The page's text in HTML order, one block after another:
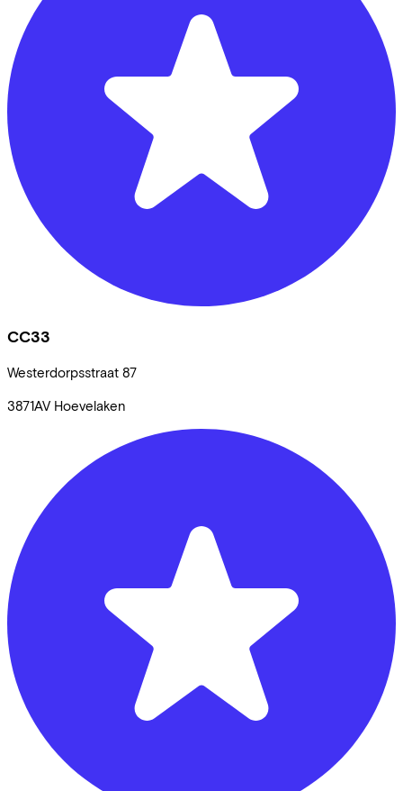
CC33
Westerdorpsstraat 87
3871AV Hoevelaken